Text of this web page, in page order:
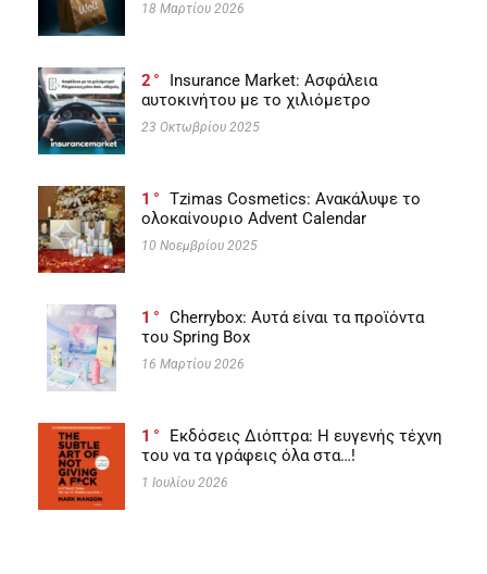
18 Μαρτίου 2026
2
Insurance Market: Ασφάλεια
αυτοκινήτου με το χιλιόμετρο
23 Οκτωβρίου 2025
1
Tzimas Cosmetics: Ανακάλυψε το
ολοκαίνουριο Advent Calendar
10 Νοεμβρίου 2025
1
Cherrybox: Αυτά είναι τα προϊόντα
του Spring Box
16 Μαρτίου 2026
1
Εκδόσεις Διόπτρα: Η ευγενής τέχνη
του να τα γράφεις όλα στα…!
1 Ιουλίου 2026